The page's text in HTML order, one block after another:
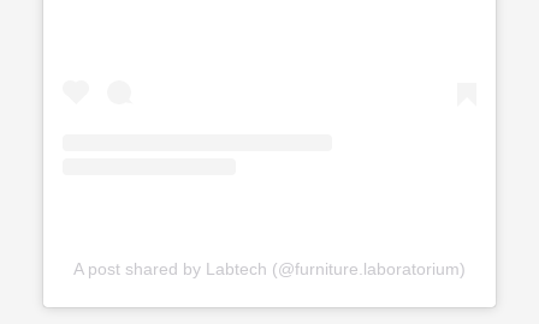
A post shared by Labtech (@furniture.laboratorium)